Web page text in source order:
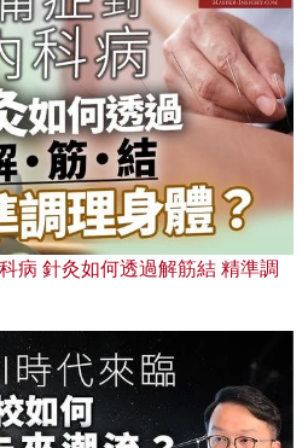
病 針灸如何透過解筋結 精準調